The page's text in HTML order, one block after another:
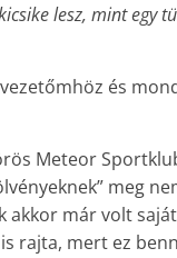
lesz, mint egy
és
Meteor
meg
már volt
rajta, mert ez